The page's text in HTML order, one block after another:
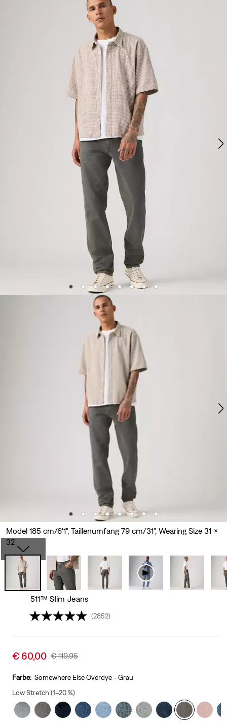
Model 185 cm/6'1", Taillenumfang 79 cm/31", Wearing Size 31 x
32
511™ Slim Jeans
(2852)
Sale
is
€ 60,00 Original
Was
€ 119,95
Farbe: Somewhere Else Overdye - Grau
Low Stretch (1–20 %)